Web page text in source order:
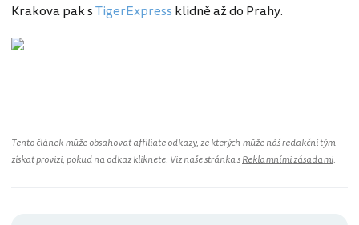
Krakova pak sTigerExpress klidně až do Prahy.
Tento článek může obsahovat affiliate odkazy, ze kterých může náš redakční tým
získat provizi, pokud na odkaz kliknete. Viz naše stránka sReklamními zásadami.